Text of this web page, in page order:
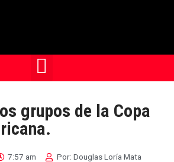
grupos de la Copa
7:57 am Por: Douglas Loría Mata